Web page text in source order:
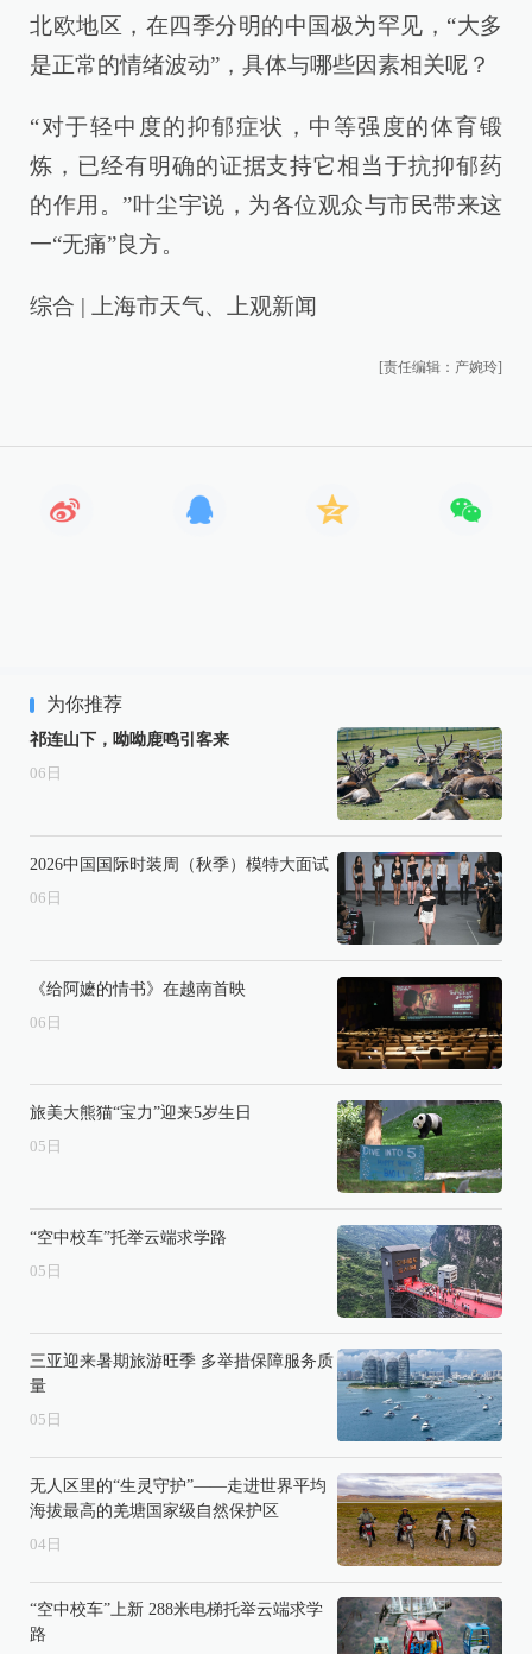
北欧地区，在四季分明的中国极为罕见，“大多
是正常的情绪波动”，具体与哪些因素相关呢？
“对于轻中度的抑郁症状，中等强度的体育锻
炼，已经有明确的证据支持它相当于抗抑郁药
的作用。”叶尘宇说，为各位观众与市民带来这
一“无痛”良方。
综合 | 上海市天气、上观新闻
[责任编辑：产婉玲]
为你推荐
祁连山下，呦呦鹿鸣引客来
06 日
2026中国国际时装周（秋季）模特大面试
06 日
《给阿嬷的情书》在越南首映
06 日
旅美大熊猫“宝力”迎来5岁生日
05 日
“空中校车”托举云端求学路
05 日
三亚迎来暑期旅游旺季 多举措保障服务质
量
05 日
无人区里的“生灵守护”——走进世界平均
海拔最高的羌塘国家级自然保护区
04 日
“空中校车”上新 288米电梯托举云端求学
路